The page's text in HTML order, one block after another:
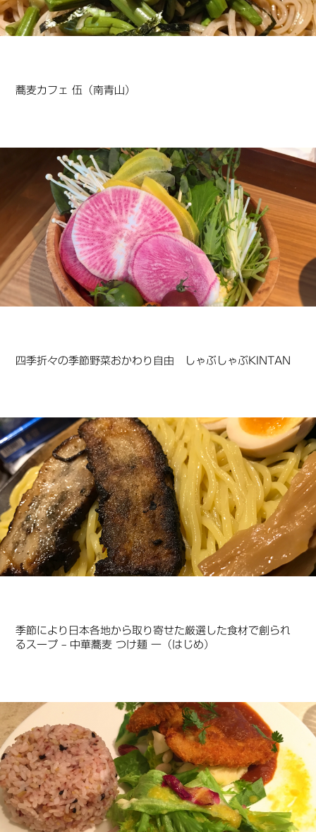
蕎麦カフェ 伍（南青山）
四季折々の季節野菜おかわり自由 しゃぶしゃぶKINTAN
季節により日本各地から取り寄せた厳選した食材で創られ
るスープ – 中華蕎麦 つけ麺 一（はじめ）